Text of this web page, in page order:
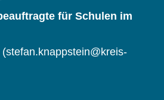
für Schulen im